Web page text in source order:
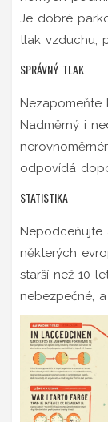
Je dobré
tlak vzduchu,
SPRÁVNÝ TLAK
Nadměrný i
odpovídá
STATISTIKA
Nepodceňujte
některých
starší než 10
nebezpečné,